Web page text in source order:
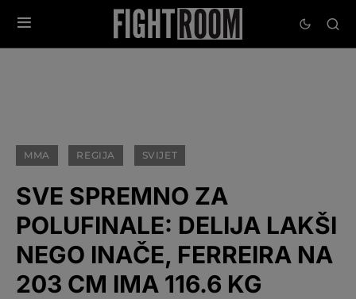
MMA REGIJA SVIJET
SVE SPREMNO ZA
POLUFINALE: DELIJA LAKŠI
NEGO INAČE, FERREIRA NA
203 CM IMA 116.6 KG